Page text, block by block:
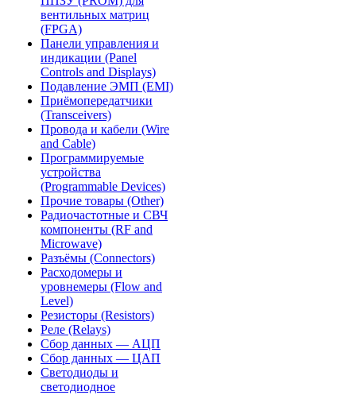
вентильных матриц
(FPGA)
Панели управления и
индикации (Panel
Controls and Displays)
Подавление ЭМП (EMI)
Приёмопередатчики
(Transceivers)
Провода и кабели (Wire
and Cable)
Программируемые
устройства
(Programmable Devices)
Прочие товары (Other)
Радиочастотные и СВЧ
компоненты (RF and
Microwave)
Разъёмы (Connectors)
Расходомеры и
уровнемеры (Flow and
Level)
Резисторы (Resistors)
Реле (Relays)
Сбор данных — АЦП
Сбор данных — ЦАП
Светодиоды и
светодиодное